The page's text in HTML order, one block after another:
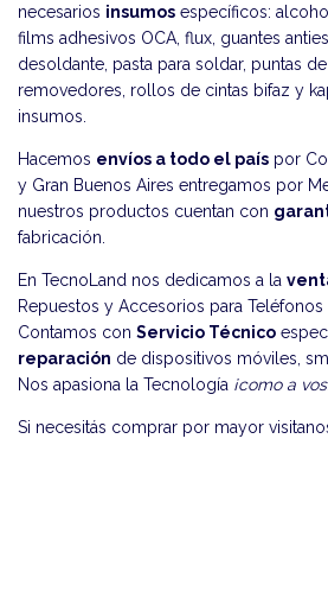
necesarios insumos específicos:
films adhesivos OCA, flux, guantes
desoldante, pasta para soldar, puntas
removedores, rollos de cintas bifaz y
insumos.
Hacemos envíos a todo el país por
y Gran Buenos Aires entregamos por
nuestros productos cuentan con
fabricación.
En TecnoLand nos dedicamos a la
Repuestos y Accesorios para Teléfonos
Contamos con Servicio Técnico
reparación de dispositivos móviles,
Nos apasiona la Tecnología ¡como a
Si necesitás comprar por mayor